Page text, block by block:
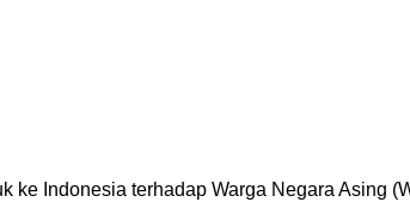
ke Indonesia terhadap Warga Negara Asing